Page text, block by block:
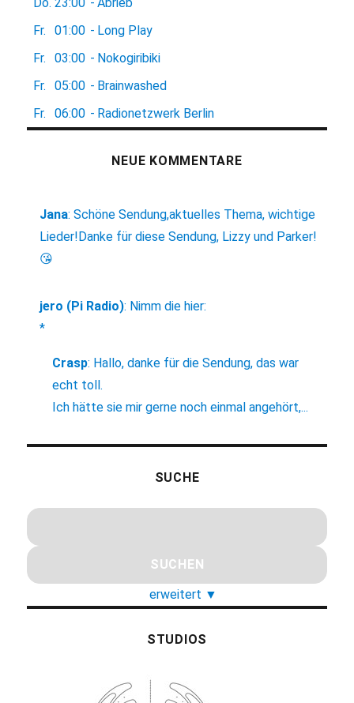
Fr.
01:00 - Long Play
Fr.
03:00 - Nokogiribiki
Fr.
05:00 - Brainwashed
Fr.
06:00 - Radionetzwerk Berlin
NEUE KOMMENTARE
Jana:Schöne Sendung,aktuelles Thema, wichtige
Lieder!Danke für diese Sendung, Lizzy und Parker!
😘
jero (Pi Radio): Nimm die hier:
*
Crasp: Hallo, danke für die Sendung, das war
echt toll.
Ich hätte sie mir gerne noch einmal angehört,...
SUCHE
erweitert ▼
STUDIOS